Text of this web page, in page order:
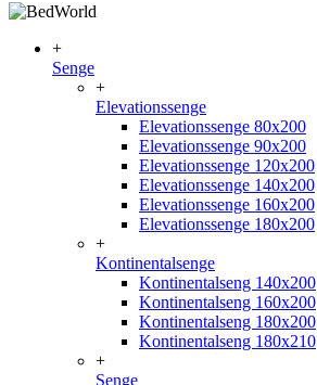
+
Senge
+
Elevationssenge
Elevationssenge 80x200
Elevationssenge 90x200
Elevationssenge 120x200
Elevationssenge 140x200
Elevationssenge 160x200
Elevationssenge 180x200
+
Kontinentalsenge
Kontinentalseng 140x200
Kontinentalseng 160x200
Kontinentalseng 180x200
Kontinentalseng 180x210
+
Senge